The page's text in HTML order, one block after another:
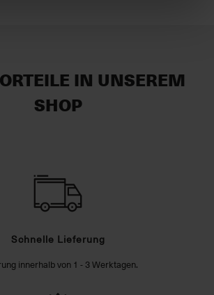
IN UNSEREM
SHOP
Schnelle Lieferung
innerhalb von 1 - 3 Werktagen.